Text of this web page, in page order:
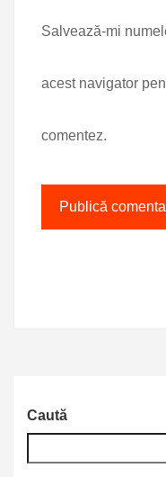
Salvează-mi
acest navigator
comentez.
Caută